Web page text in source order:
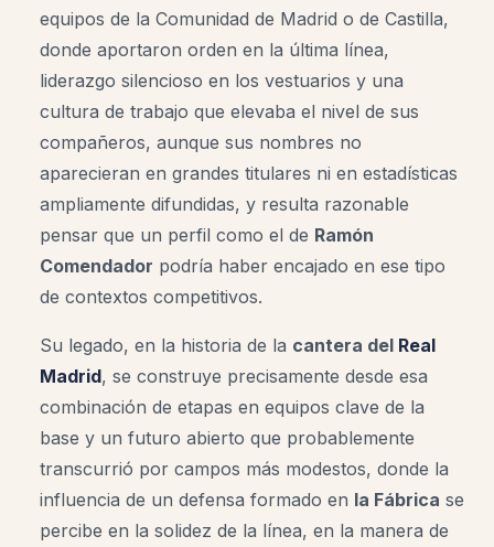
equipos de la Comunidad de Madrid o de Castilla,
donde aportaron orden en la última línea,
liderazgo silencioso en los vestuarios y una
cultura de trabajo que elevaba el nivel de sus
compañeros, aunque sus nombres no
aparecieran en grandes titulares ni en estadísticas
ampliamente difundidas, y resulta razonable
pensar que un perfil como el de Ramón
Comendador podría haber encajado en ese tipo
de contextos competitivos.
Su legado, en la historia de la cantera del Real
Madrid, se construye precisamente desde esa
combinación de etapas en equipos clave de la
base y un futuro abierto que probablemente
transcurrió por campos más modestos, donde la
influencia de un defensa formado en la Fábrica se
percibe en la solidez de la línea, en la manera de